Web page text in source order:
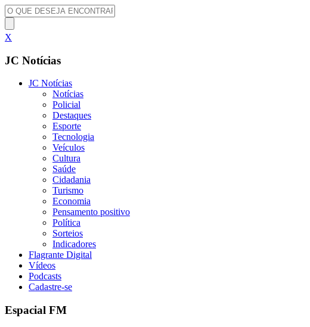
X
JC Notícias
JC Notícias
Notícias
Policial
Destaques
Esporte
Tecnologia
Veículos
Cultura
Saúde
Cidadania
Turismo
Economia
Pensamento positivo
Política
Sorteios
Indicadores
Flagrante Digital
Vídeos
Podcasts
Cadastre-se
Espacial FM